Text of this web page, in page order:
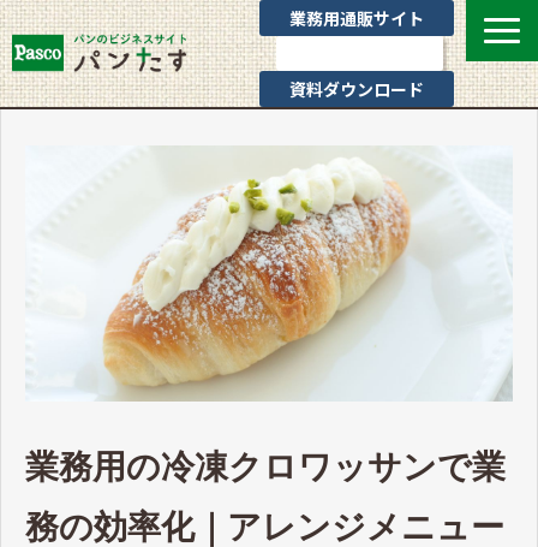
業務用通販サイト
資料ダウンロード
業態別提案
カテゴリ一覧
お役立ちブログ
Pascoのサポート
通販サイトのご案内
よくあるご質問
業務用の冷凍クロワッサンで業
務の効率化｜アレンジメニュー